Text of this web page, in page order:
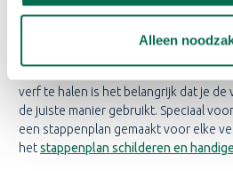
Alleen
EGGSHELL?
verf te halen is het belangrijk dat je
de juiste manier gebruikt. Speciaal
een stappenplan gemaakt voor elke
hetstappenplan schilderen en